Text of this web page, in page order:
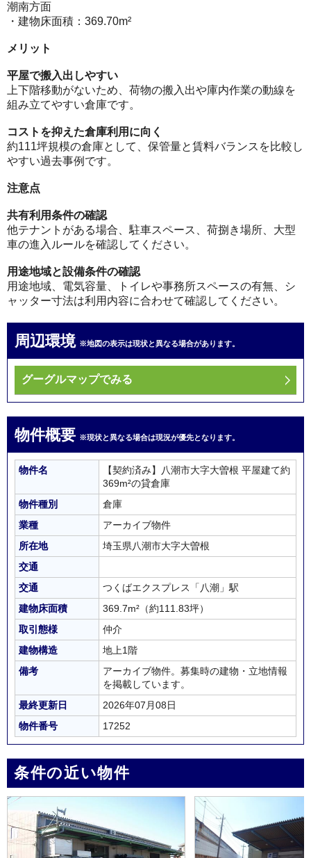
潮南方面
・建物床面積：369.70m²
メリット
平屋で搬入出しやすい
上下階移動がないため、荷物の搬入出や庫内作業の動線を
組み立てやすい倉庫です。
コストを抑えた倉庫利用に向く
約111坪規模の倉庫として、保管量と賃料バランスを比較し
やすい過去事例です。
注意点
共有利用条件の確認
他テナントがある場合、駐車スペース、荷捌き場所、大型
車の進入ルールを確認してください。
用途地域と設備条件の確認
用途地域、電気容量、トイレや事務所スペースの有無、シ
ャッター寸法は利用内容に合わせて確認してください。
周辺環境 ※地図の表示は現状と異なる場合があります。
グーグルマップでみる
物件概要 ※現状と異なる場合は現況が優先となります。
物件名
【契約済み】八潮市大字大曽根 平屋建て約
369m²の貸倉庫
物件種別
倉庫
業種
アーカイブ物件
所在地
埼玉県八潮市大字大曽根
交通
交通
つくばエクスプレス「八潮」駅
建物床面積
369.7m² （約111.83坪）
取引態様
仲介
建物構造
地上1階
備考
アーカイブ物件。募集時の建物・立地情報
を掲載しています。
最終更新日
2026年07月08日
物件番号
17252
条件の近い物件